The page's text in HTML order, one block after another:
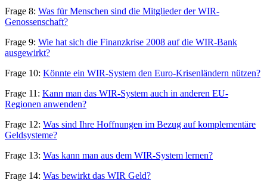
Frage 8: Was für Menschen sind die Mitglieder der WIR-
Genossenschaft?
Frage 9: Wie hat sich die Finanzkrise 2008 auf die WIR-Bank
ausgewirkt?
Frage 10: Könnte ein WIR-System den Euro-Krisenländern nützen?
Frage 11: Kann man das WIR-System auch in anderen EU-
Regionen anwenden?
Frage 12: Was sind Ihre Hoffnungen im Bezug auf komplementäre
Geldsysteme?
Frage 13: Was kann man aus dem WIR-System lernen?
Frage 14: Was bewirkt das WIR Geld?